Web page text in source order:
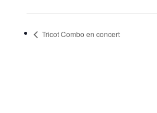
Tricot Combo en concert